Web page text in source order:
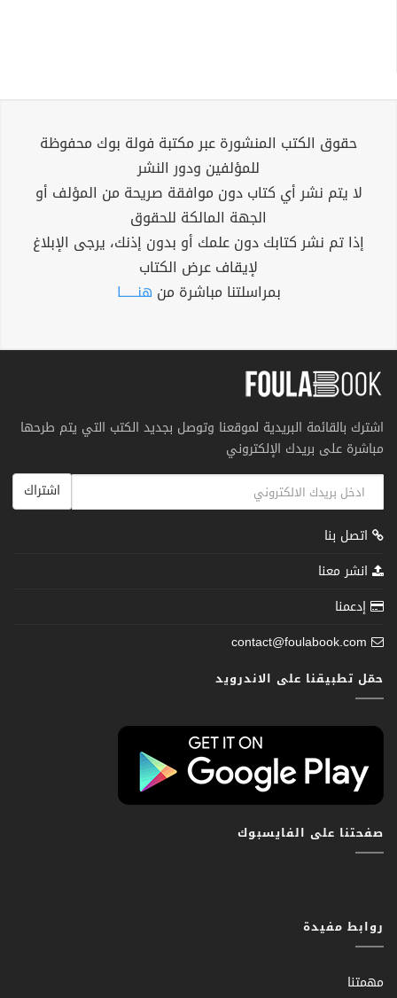
حقوق الكتب المنشورة عبر مكتبة فولة بوك محفوظة
للمؤلفين ودور النشر
لا يتم نشر أي كتاب دون موافقة صريحة من المؤلف أو
الجهة المالكة للحقوق
إذا تم نشر كتابك دون علمك أو بدون إذنك، يرجى الإبلاغ
لإيقاف عرض الكتاب
بمراسلتنا مباشرة من هنــــــا
اشترك بالقائمة البريدية لموقعنا وتوصل بجديد الكتب التي يتم طرحها
مباشرة على بريدك الإلكتروني
اشتراك
اتصل بنا
انشر معنا
إدعمنا
contact@foulabook.com
حمّل تطبيقنا على الاندرويد
صفحتنا على الفايسبوك
روابط مفيدة
مهمتنا